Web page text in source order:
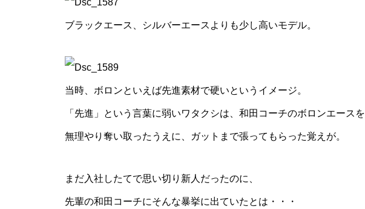
ブラックエース、シルバーエースよりも少し高いモデル。
当時、ボロンといえば先進素材で硬いというイメージ。
「先進」という言葉に弱いワタクシは、和田コーチのボロンエースを
無理やり奪い取ったうえに、ガットまで張ってもらった覚えが。
まだ入社したてで思い切り新人だったのに、
先輩の和田コーチにそんな暴挙に出ていたとは・・・